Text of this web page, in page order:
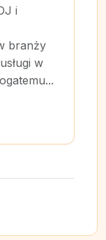
i
branży
w